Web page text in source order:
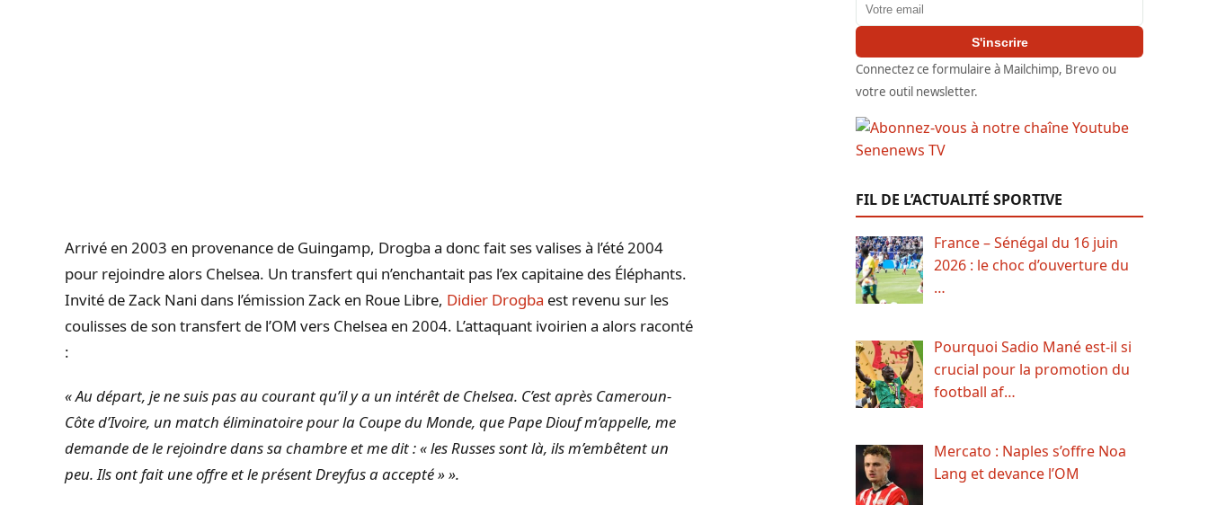
Arrivé en 2003 en provenance de Guingamp, Drogba a donc fait ses valises à l’été 2004
pour rejoindre alors Chelsea. Un transfert qui n’enchantait pas l’ex capitaine des Éléphants.
Invité de Zack Nani dans l’émission Zack en Roue Libre, Didier Drogba est revenu sur les
coulisses de son transfert de l’OM vers Chelsea en 2004. L’attaquant ivoirien a alors raconté
:
« Audépart, je ne suis pas au courant qu’il y a un intérêt de Chelsea. C’est après Cameroun-
Côted’Ivoire, un match éliminatoire pour la Coupe du Monde, que PapeDioufm’appelle, me
demande de le rejoindre dans sa chambre et me dit :« lesRusses sont là, ils m’embêtent un
peu.Ils ont fait une offre et le présent Dreyfus a accepté » ».
S'inscrire
Connectez ce formulaire à Mailchimp, Brevo ou
votre outil newsletter.
FIL DE L’ACTUALITÉ SPORTIVE
France – Sénégal du 16 juin
2026 : le choc d’ouverture du
…
Pourquoi Sadio Mané est-il si
crucial pour la promotion du
football af…
Mercato : Naples s’offre Noa
Lang et devance l’OM